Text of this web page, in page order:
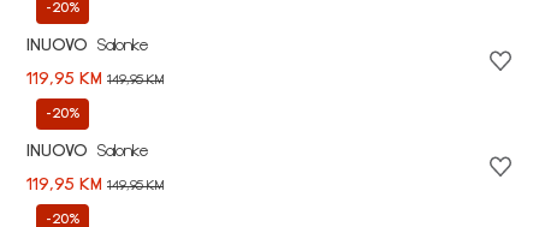
-20%
INUOVO
Salonke
119,95 KM 149,95 KM
-20%
INUOVO
Salonke
119,95 KM 149,95 KM
-20%